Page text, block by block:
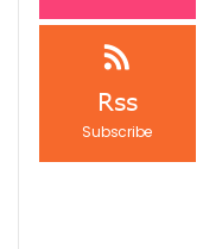
Rss
Subscribe